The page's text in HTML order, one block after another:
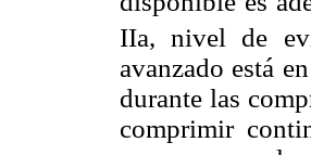
IIa, nivel de
avanzado está
durante las
comprimir